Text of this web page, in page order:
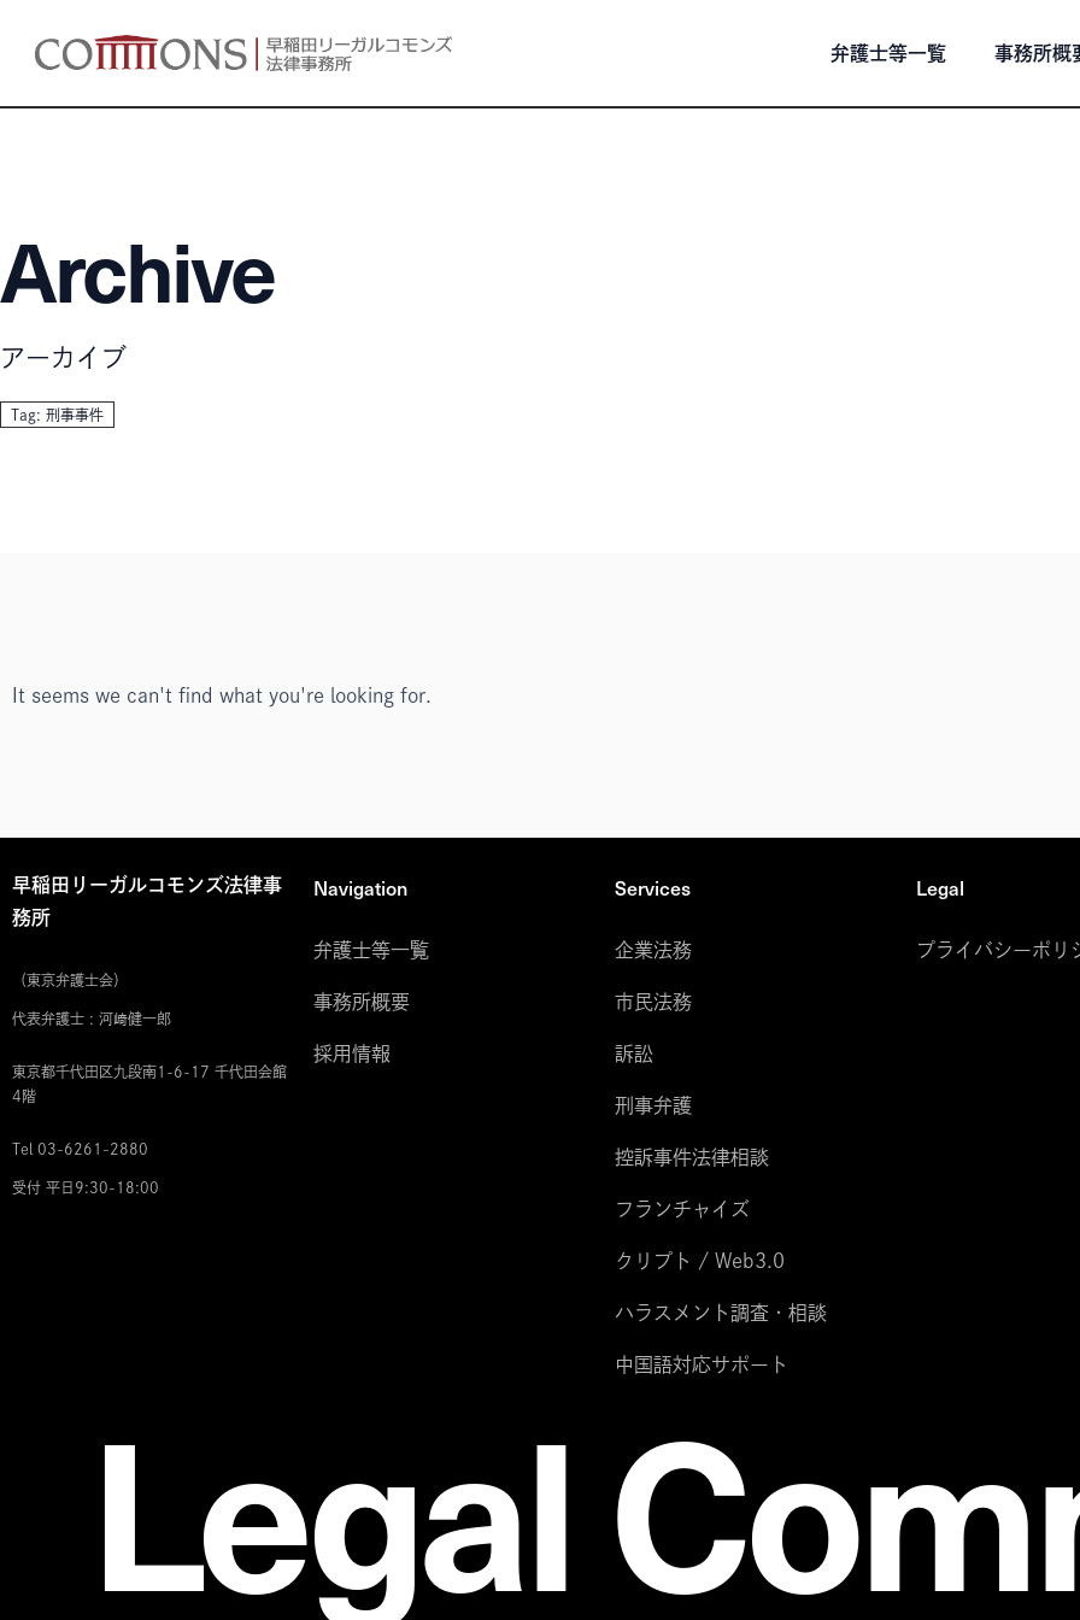
弁護士等一覧 事務所概
Archive
アーカイブ
Tag: 刑事事件
It seems we can't find what you're looking for.
早稲田リーガルコモンズ法律事
務所
（東京弁護士会）
代表弁護士 : 河﨑健一郎
東京都千代田区九段南1-6-17 千代田会館
4階
Tel 03-6261-2880
受付 平日9:30-18:00
Navigation
弁護士等一覧
事務所概要
採用情報
Services
企業法務
市民法務
訴訟
刑事弁護
控訴事件法律相談
フランチャイズ
クリプト / Web3.0
ハラスメント調査・相談
中国語対応サポート
Legal
プライバシーポリ
Legal